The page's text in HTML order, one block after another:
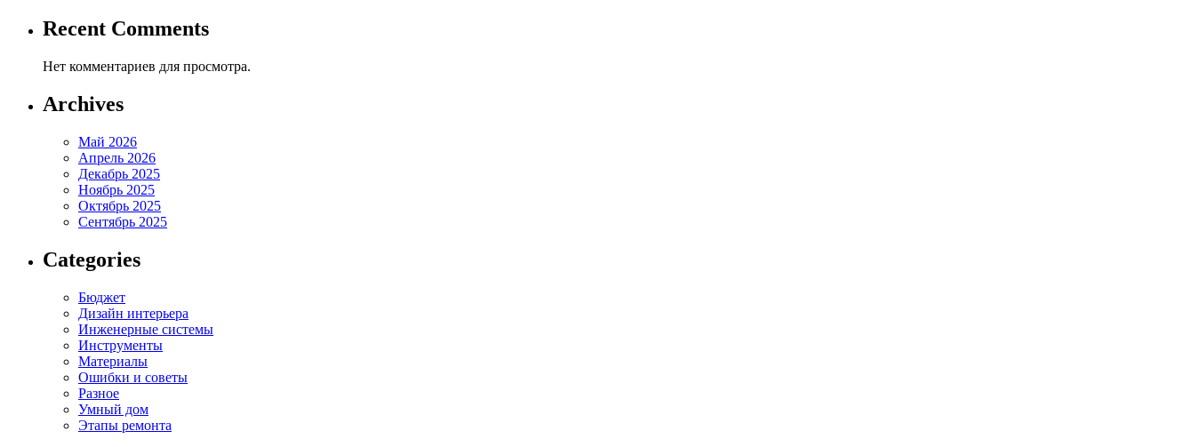
Recent Comments
Нет комментариев для просмотра.
Archives
Май 2026
Апрель 2026
Декабрь 2025
Ноябрь 2025
Октябрь 2025
Сентябрь 2025
Categories
Бюджет
Дизайн интерьера
Инженерные системы
Инструменты
Материалы
Ошибки и советы
Разное
Умный дом
Этапы ремонта